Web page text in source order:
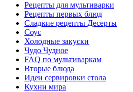
Рецепты для мультиварки
Рецепты первых блюд
Сладкие рецепты Десерты
Соус
Холодные закуски
Чудо Чудное
FAQ по мультиваркам
Вторые блюда
Идеи сервировки стола
Кухни мира